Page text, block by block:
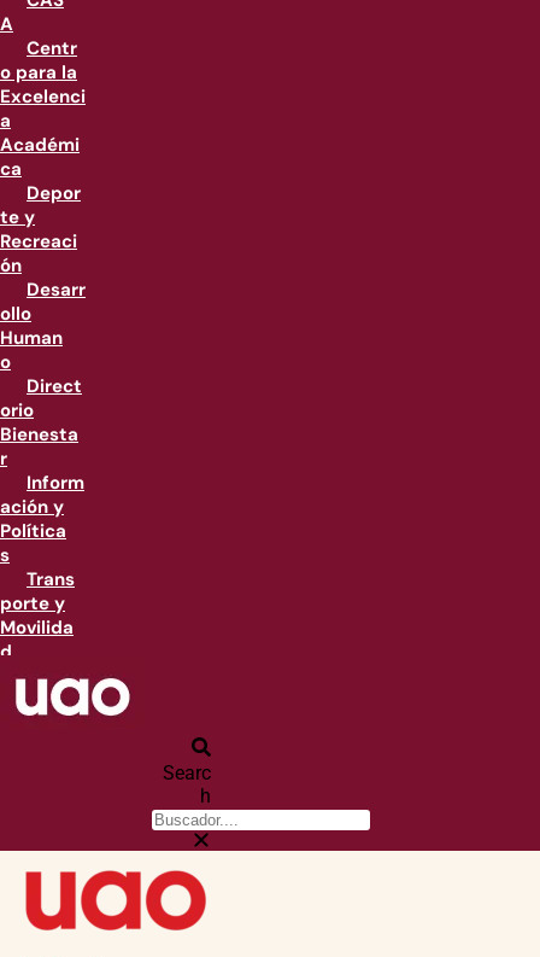
A
Centr
o para la
Excelenci
a
Académi
ca
Depor
te y
Recreaci
ón
Desarr
ollo
Human
o
Direct
orio
Bienesta
r
Inform
ación y
Política
s
Trans
porte y
Movilida
d
Searc
h